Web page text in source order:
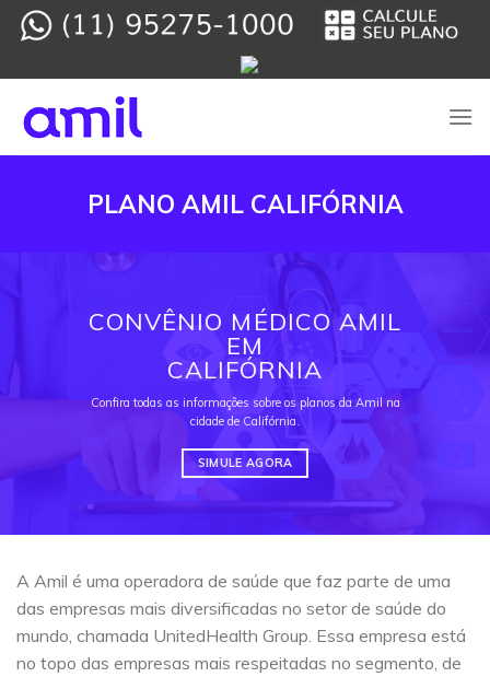
Skip
PLANO AMIL CALIFÓRNIA
CONVÊNIO MÉDICO AMIL
EM
CALIFÓRNIA
Confira todas as informações sobre os planos da Amil na
cidade de Califórnia.
SIMULE AGORA
A Amil é uma operadora de saúde que faz parte de uma
das empresas mais diversificadas no setor de saúde do
mundo, chamada UnitedHealth Group. Essa empresa está
no topo das empresas mais respeitadas no segmento, de